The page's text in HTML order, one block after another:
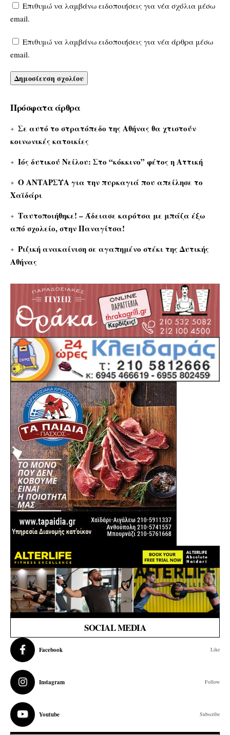
Επιθυμώ να λαμβάνω ειδοποιήσεις για νέα σχόλια μέσω
email.
Επιθυμώ να λαμβάνω ειδοποιήσεις για νέα άρθρα μέσω
email.
Πρόσφατα άρθρα
Σε αυτό το στρατόπεδο της Αθήνας θα χτιστούν
κοινωνικές κατοικίες
Ιός δυτικού Νείλου: Στο “κόκκινο” φέτος η Αττική
Ο ΑΝΤΑΡΣΥΑ για την πυρκαγιά που απείλησε το
Χαϊδάρι
Ταυτοποιήθηκε! – Άδειασε καρότσα με μπάζα έξω
από σχολείο, στην Παναγίτσα!
Ριζική ανακαίνιση σε αγαπημένο στέκι της Δυτικής
Αθήνας
SOCIAL MEDIA
Facebook Like
Instagram Follow
Youtube Subscribe